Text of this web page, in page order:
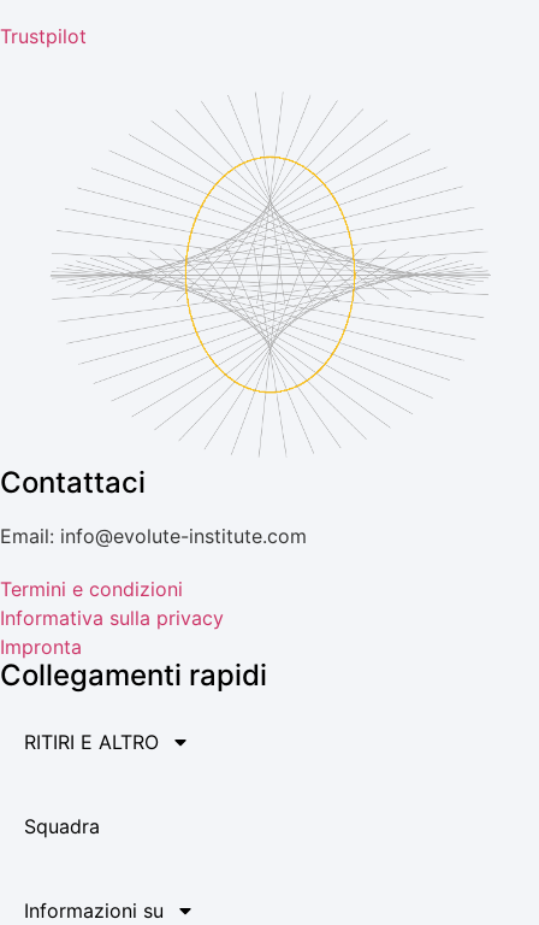
Trustpilot
Contattaci
Email: info@evolute-institute.com
Termini e condizioni
Informativa sulla privacy
Impronta
Collegamenti rapidi
RITIRI E ALTRO
Squadra
Informazioni su